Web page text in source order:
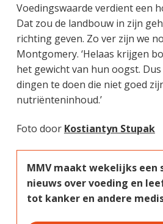
Voedingswaarde verdient een
Dat zou de landbouw in zijn
richting geven. Zo ver zijn we
Montgomery. ‘Helaas krijgen
het gewicht van hun oogst.
dingen te doen die niet goed
nutriënteninhoud.’
Foto door Kostiantyn Stupak
MMV maakt wekelijks een
nieuws over voeding en
tot kanker en andere